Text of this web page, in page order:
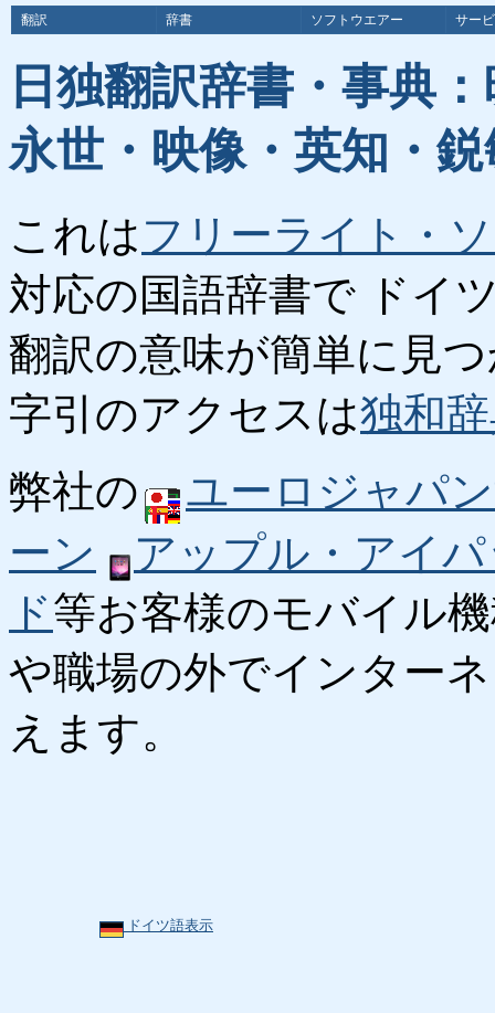
翻訳 辞書 ソフトウエアー サー
日独翻訳辞書・事典
永世・映像・英知・
これはフリーライト・
対応の国語辞書で ドイ
翻訳の意味が簡単に見
字引のアクセスは独和
弊社の
ユーロジャパ
ーン
アップル・アイ
ド等お客様のモバイル
や職場の外でインター
えます。
ドイツ語表示